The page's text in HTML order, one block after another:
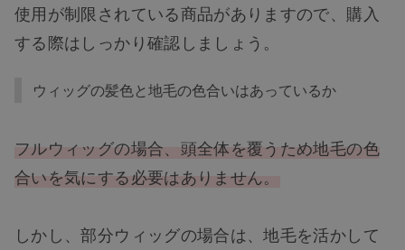
使用が制限されている商品がありますので、購入
する際はしっかり確認しましょう。
ウィッグの髪色と地毛の色合いはあっているか
フルウィッグの場合、頭全体を覆うため地毛の色
合いを気にする必要はありません。
しかし、部分ウィッグの場合は、地毛を活かして